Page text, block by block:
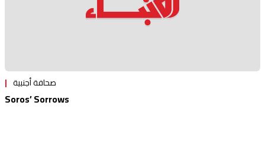
صحافة أجنبية
Soros’ Sorrows